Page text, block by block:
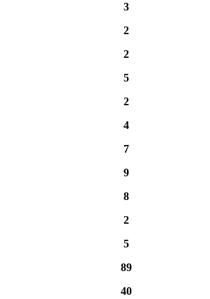
3
2
2
5
2
4
7
9
8
2
5
89
40